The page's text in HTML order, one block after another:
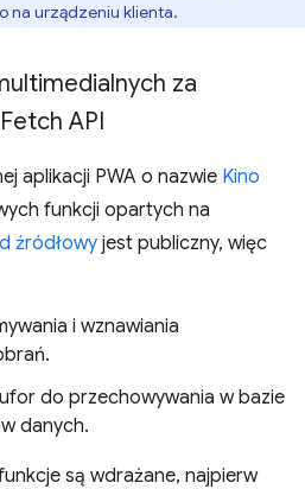
na urządzeniu klienta.
za
API
aplikacji PWA o nazwie Kino
funkcji opartych na
źródłowy jest publiczny, więc
i wznawiania
do przechowywania w bazie
danych.
są wdrażane, najpierw